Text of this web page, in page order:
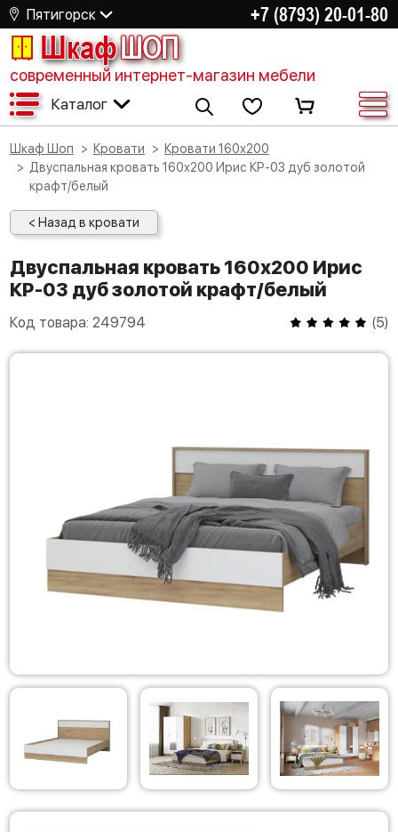
Пятигорск +7 (8793) 20-01-80
ШкафШОП
современный интернет-магазин мебели
Каталог
Шкаф Шоп Кровати
Кровати 160х200
Двуспальная кровать 160х200 Ирис КР-03 дуб золотой
крафт/белый
< Назад в кровати
Двуспальная кровать 160х200 Ирис
КР-03 дуб золотой крафт/белый
Код товара: 249794 (5)